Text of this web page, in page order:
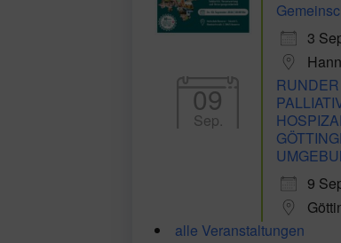
3
09
Sep.
9
alle Veranstaltungen